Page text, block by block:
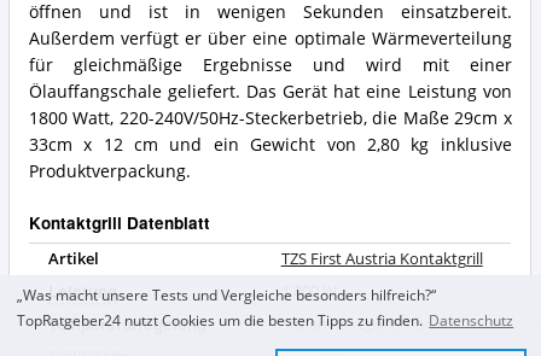
öffnen und ist in wenigen Sekunden einsatzbereit.
Außerdem verfügt er über eine optimale Wärmeverteilung
für gleichmäßige Ergebnisse und wird mit einer
Ölauffangschale geliefert. Das Gerät hat eine Leistung von
1800 Watt, 220-240V/50Hz-Steckerbetrieb, die Maße 29cm x
33cm x 12 cm und ein Gewicht von 2,80 kg inklusive
Produktverpackung.
Kontaktgrill Datenblatt
Artikel TZS First Austria Kontaktgrill
Leistung 1.800W
Temperaturregelung stufenlos regulierbar
„Was macht unsere Tests und Vergleiche besonders hilfreich?“
TopRatgeber24 nutzt Cookies um die besten Tipps zu finden. Datenschutz